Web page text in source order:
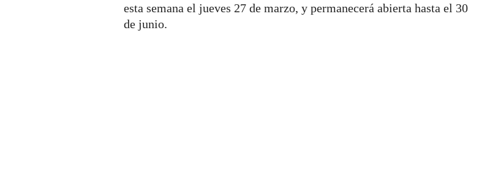
esta semana el jueves 27 de marzo, y permanecerá abierta hasta el 30
de junio.